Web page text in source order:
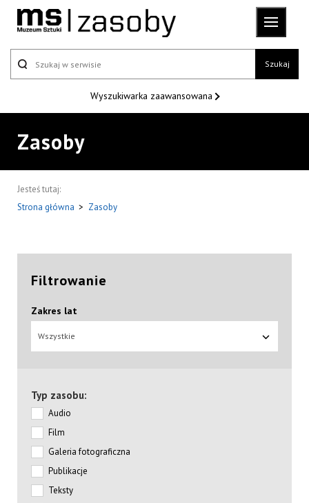
Szukaj
Wyszukiwarka zaawansowana
Zasoby
Jesteś tutaj:
Strona główna > Zasoby
Filtrowanie
Zakres lat
Wszystkie
Typ zasobu:
Audio
Film
Galeria fotograficzna
Publikacje
Teksty